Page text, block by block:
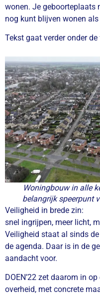
wonen. Je geboorteplaats
nog kunt blijven wonen
Tekst gaat verder onder
Woningbouw in alle
belangrijk speerpunt
Veiligheid in brede zin:
snel ingrijpen, meer licht,
Veiligheid staat al sinds
de agenda. Daar is in de
aandacht voor.
DOEN’22 zet daarom in
overheid, met concrete